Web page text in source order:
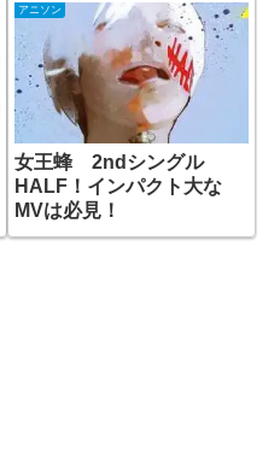
アニソン
女王蜂 2ndシングル
HALF！インパクト大な
MVは必見！